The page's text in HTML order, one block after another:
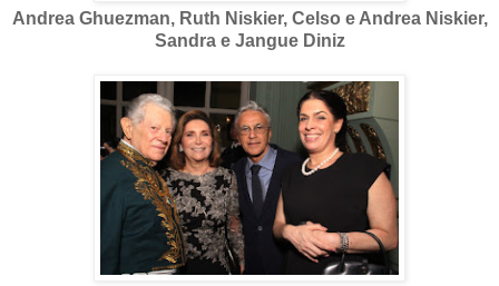
Andrea Ghuezman, Ruth Niskier, Celso e Andrea Niskier,
Sandra e Jangue Diniz